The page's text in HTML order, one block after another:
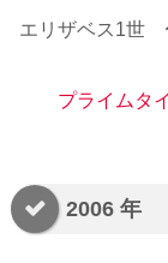
エリザベス1世
プライムタ
2006